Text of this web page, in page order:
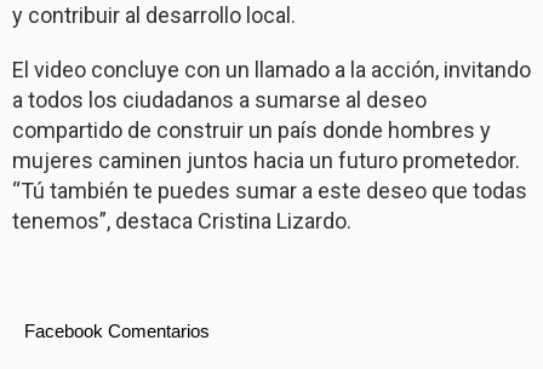
y contribuir al desarrollo local.
El video concluye con un llamado a la acción, invitando
a todos los ciudadanos a sumarse al deseo
compartido de construir un país donde hombres y
mujeres caminen juntos hacia un futuro prometedor.
“Tú también te puedes sumar a este deseo que todas
tenemos”, destaca Cristina Lizardo.
Facebook Comentarios